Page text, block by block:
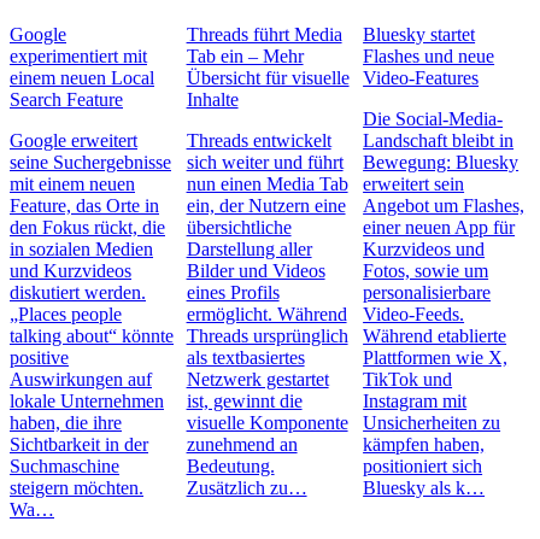
Google
experimentiert mit
einem neuen Local
Search Feature
Google erweitert
seine Suchergebnisse
mit einem neuen
Feature, das Orte in
den Fokus rückt, die
in sozialen Medien
und Kurzvideos
diskutiert werden.
„Places people
talking about“ könnte
positive
Auswirkungen auf
lokale Unternehmen
haben, die ihre
Sichtbarkeit in der
Suchmaschine
steigern möchten.
Wa…
Threads führt Media
Tab ein – Mehr
Übersicht für visuelle
Inhalte
Threads entwickelt
sich weiter und führt
nun einen Media Tab
ein, der Nutzern eine
übersichtliche
Darstellung aller
Bilder und Videos
eines Profils
ermöglicht. Während
Threads ursprünglich
als textbasiertes
Netzwerk gestartet
ist, gewinnt die
visuelle Komponente
zunehmend an
Bedeutung.
Zusätzlich zu…
Bluesky startet
Flashes und neue
Video-Features
Die Social-Media-
Landschaft bleibt in
Bewegung: Bluesky
erweitert sein
Angebot um Flashes,
einer neuen App für
Kurzvideos und
Fotos, sowie um
personalisierbare
Video-Feeds.
Während etablierte
Plattformen wie X,
TikTok und
Instagram mit
Unsicherheiten zu
kämpfen haben,
positioniert sich
Bluesky als k…